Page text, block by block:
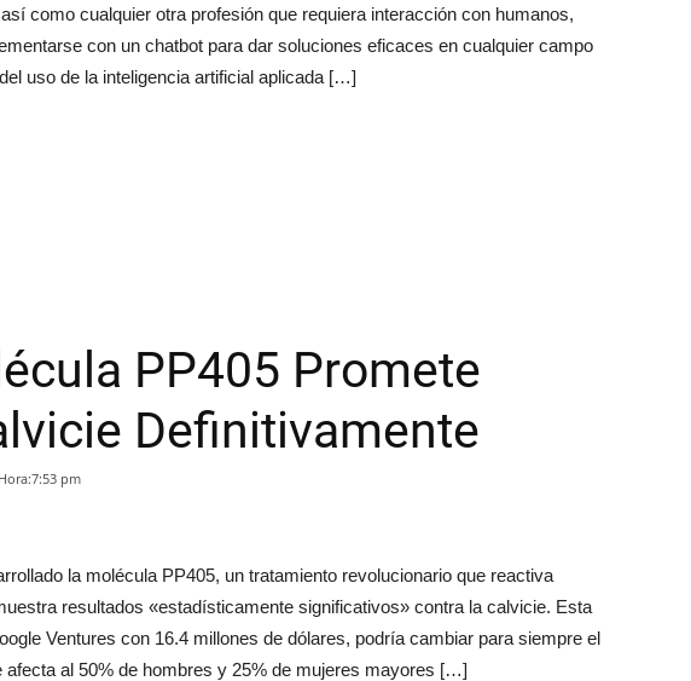
como cualquier otra profesión que requiera interacción con humanos,
con un chatbot para dar soluciones eficaces en cualquier campo
uso de la inteligencia artificial aplicada […]
PP405 Promete
Definitivamente
pm
la molécula PP405, un tratamiento revolucionario que reactiva
resultados «estadísticamente significativos» contra la calvicie. Esta
Ventures con 16.4 millones de dólares, podría cambiar para siempre el
afecta al 50% de hombres y 25% de mujeres mayores […]